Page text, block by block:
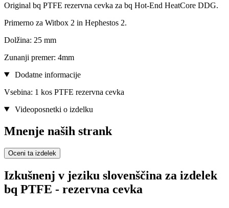
Original bq PTFE rezervna cevka za bq Hot-End HeatCore DDG.
Primerno za Witbox 2 in Hephestos 2.
Dolžina: 25 mm
Zunanji premer: 4mm
Dodatne informacije
Vsebina: 1 kos PTFE rezervna cevka
Videoposnetki o izdelku
Mnenje naših strank
Oceni ta izdelek
Izkušnenj v jeziku slovenščina za izdelek
bq PTFE - rezervna cevka